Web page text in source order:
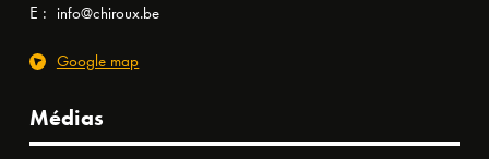
E : info@chiroux.be
Google map
Médias